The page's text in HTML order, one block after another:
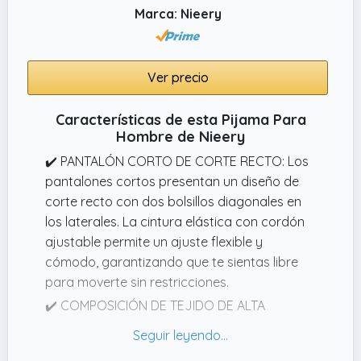
el hogar en España, Italia y Portugal, con
red de 200 tiendas, cada una es un punto de
encuentro donde el confort y la alegría se
encuentran, inundando cada espacio y
hogar con textiles que abrazan y
reconfortan
Marca: Nieery
Ver precio
Características de esta Pijama Para
Hombre de Nieery
✔️ PANTALÓN CORTO DE CORTE RECTO: Los
pantalones cortos presentan un diseño de
corte recto con dos bolsillos diagonales en
los laterales. La cintura elástica con cordón
ajustable permite un ajuste flexible y
cómodo, garantizando que te sientas libre
para moverte sin restricciones.
✔️ COMPOSICIÓN DE TEJIDO DE ALTA
elastano, este conjunto de pijama ofrece